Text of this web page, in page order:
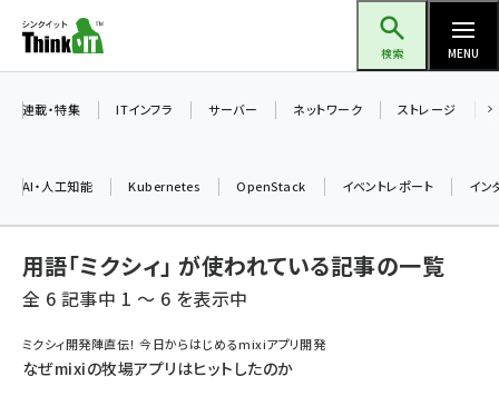
ン
ツ
検索 MENU
加藤銘のチーム貢献～仲間と築いた勝利の絆～ (2314)
iot女子会 (2279)
北海道をのんびり旅する晴山佳須夫のヒント集！ (2034)
連載・特集 ITインフラ サーバー ネットワーク ストレージ
AI・人工知能 Kubernetes OpenStack イベントレポート イン
用語「ミクシィ」 が使われている記事の一覧
全 6 記事中 1 ～ 6 を表示中
ミクシィ開発陣直伝！ 今日からはじめるmixiアプリ開発
なぜmixiの牧場アプリはヒットしたのか